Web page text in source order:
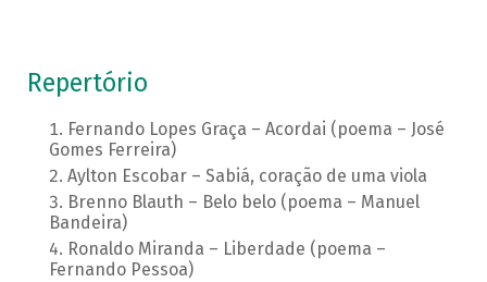
Repertório
Fernando Lopes Graça – Acordai (poema – José
Gomes Ferreira)
Aylton Escobar – Sabiá, coração de uma viola
Brenno Blauth – Belo belo (poema – Manuel
Bandeira)
Ronaldo Miranda – Liberdade (poema –
Fernando Pessoa)